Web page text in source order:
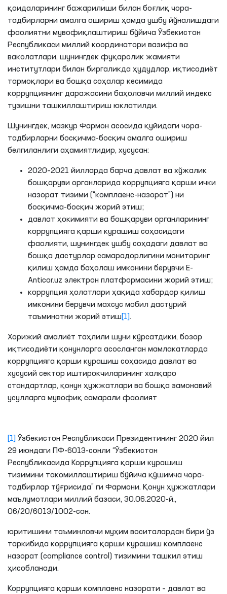
қоидаларининг бажарилиши билан боғлиқ чора-
тадбирларни амалга ошириш ҳамда ушбу йўналишдаги
фаолиятни мувофиқлаштириш бўйича Ўзбекистон
Республикаси миллий координатори вазифа ва
ваколатлари, шунингдек фуқаролик жамияти
институтлари билан биргаликда ҳудудлар, иқтисодиёт
тармоқлари ва бошқа соҳалар кесимида
коррупциянинг даражасини баҳоловчи миллий индекс
тузишни ташкиллаштириш юклатилди.
Шунингдек, мазкур Фармон асосида қуйидаги чора-
тадбирларни босқичма-босқич амалга ошириш
белгиланлиги аҳамиятлидир, хусусан:
2020–2021 йилларда барча давлат ва хўжалик
бошқаруви органларида коррупцияга қарши ички
назорат тизими (“комплаенс-назорат”) ни
босқичма-босқич жорий этиш;
давлат ҳокимияти ва бошқаруви органларининг
коррупцияга қарши курашиш соҳасидаги
фаолияти, шунингдек ушбу соҳадаги давлат ва
бошқа дастурлар самарадорлигини мониторинг
қилиш ҳамда баҳолаш имконини берувчи E-
Anticor.uz электрон платформасини жорий этиш;
коррупция ҳолатлари ҳақида хабардор қилиш
имконини берувчи махсус мобил дастурий
таъминотни жорий этиш [1] .
Хорижий амалиёт таҳлили шуни кўрсатдики, бозор
иқтисодиёти қонунларга асосланган мамлакатларда
коррупцияга қарши курашиш соҳасида давлат ва
хусусий сектор иштирокчиларининг халқаро
стандартлар, қонун ҳужжатлари ва бошқа замонавий
усулларга мувофиқ самарали фаолият
[1] Ўзбекистон Республикаси Президентининг 2020 йил
29 июндаги ПФ-6013-сонли “Ўзбекистон
Республикасида Коррупцияга қарши курашиш
тизимини такомиллаштириш бўйича қўшимча чора-
тадбирлар тўғрисида” ги Фармони. Қонун ҳужжатлари
маълумотлари миллий базаси, 30.06.2020-й.,
06/20/6013/1002-сон.
юритишини таъминловчи муҳим воситалардан бири ўз
таркибида коррупцияга қарши курашиш комплаенс
назорат (compliance control) тизимини ташкил этиш
ҳисобланади.
Коррупцияга қарши комплаенс назорати – давлат ва